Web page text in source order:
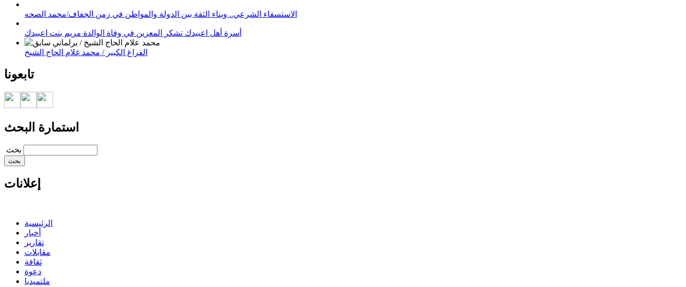
الاستسقاء الشرعي.. وبناء الثقة بين الدولة والمواطن في زمن الجفاف/محمد الصحه
أسرة أهل اعبيدك تشكر المعزين في وفاة الوالدة مريم بنت اعبيدك
الفراغ الكبير / محمد غلام الحاج الشيخ
تابعونا
استمارة البحث
‏بحث ‏
إعلانات
الرئيسية
أخبار
تقارير
مقابلات
ثقافة
دعوة
ملتميديا